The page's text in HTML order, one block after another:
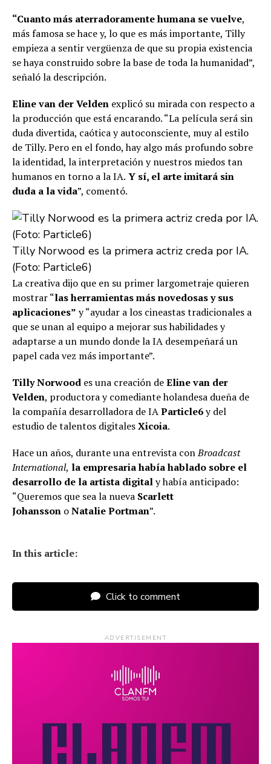
“Cuanto más aterradoramente humana se vuelve,
más famosa se hace y, lo que es más importante, Tilly
empieza a sentir vergüenza de que su propia existencia
se haya construido sobre la base de toda la humanidad”,
señaló la descripción.
Eline van der Velden explicó su mirada con respecto a
la producción que está encarando. “La película será sin
duda divertida, caótica y autoconsciente, muy al estilo
de Tilly. Pero en el fondo, hay algo más profundo sobre
la identidad, la interpretación y nuestros miedos tan
humanos en torno a la IA. Y sí, el arte imitará sin
duda a la vida”, comentó.
Tilly Norwood es la primera actriz creda por IA.
(Foto: Particle6)
La creativa dijo que en su primer largometraje quieren
mostrar “las herramientas más novedosas y sus
aplicaciones” y “ayudar a los cineastas tradicionales a
que se unan al equipo a mejorar sus habilidades y
adaptarse a un mundo donde la IA desempeñará un
papel cada vez más importante”.
Tilly Norwood es una creación deEline van der
Velden, productora y comediante holandesa dueña de
la compañía desarrolladora de IAParticle6y del
estudio de talentos digitalesXicoia.
Hace un años, durante una entrevista conBroadcast
International, la empresaria había hablado sobre el
desarrollo de la artista digitaly había anticipado:
“Queremos que sea la nueva Scarlett
Johansson oNatalie Portman”.
In this article:
Click to comment
ADVERTISEMENT